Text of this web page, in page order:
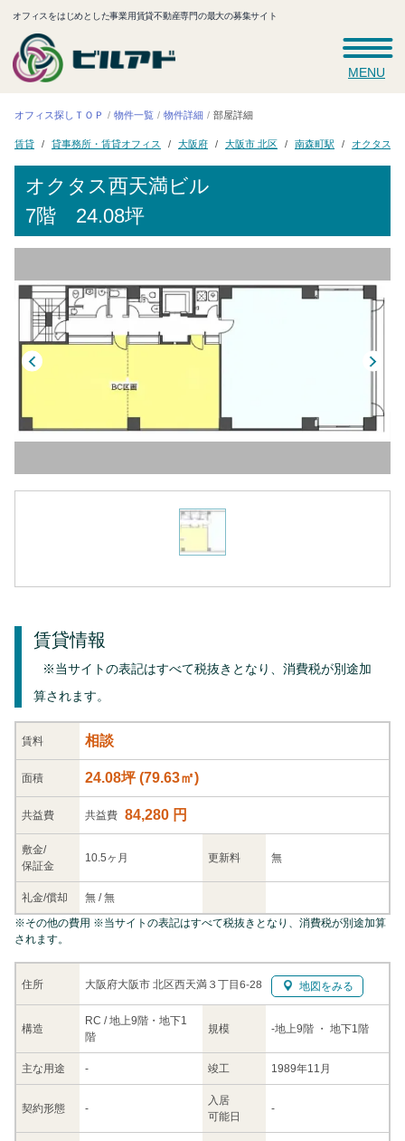
オフィスをはじめとした事業用賃貸不動産専門の最大の募集サイト
MENU
オフィス探しＴＯＰ 物件一覧 物件詳細 部屋詳細
賃貸 貸事務所・賃貸オフィス 大阪府 大阪市 北区 南森町駅 オクタス西
オクタス西天満ビル
7階 24.08坪
賃貸情報
※当サイトの表記はすべて税抜きとなり、消費税が別途加
算されます。
賃料 相談
面積 24.08坪(79.63㎡)
共益費 共益費 84,280 円
敷金/
保証金
10.5ヶ月 更新料 無
礼金/償却 無 /無
住所 大阪府大阪市 北区西天満３丁目6-28 地図をみる
構造
RC / 地上9階・地下1
階
規模 -地上9階 ・ 地下1階
主な用途 - 竣工 1989年11月
契約形態 -
入居
可能日
-
※その他の費用 ※当サイトの表記はすべて税抜きとなり、消費税が別途加算
されます。